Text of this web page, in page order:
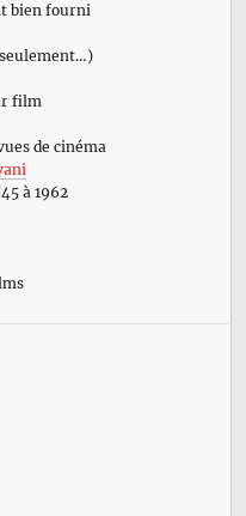
bien fourni
film
de cinéma
à 1962